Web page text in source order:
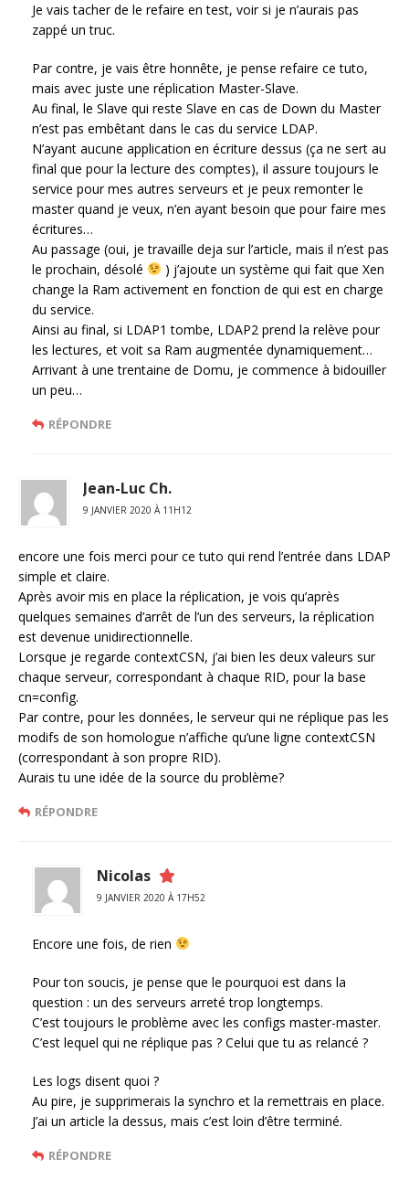
Je vais tacher de le refaire en test, voir si je n’aurais pas
zappé un truc.
Par contre, je vais être honnête, je pense refaire ce tuto,
mais avec juste une réplication Master-Slave.
Au final, le Slave qui reste Slave en cas de Down du Master
n’est pas embêtant dans le cas du service LDAP.
N’ayant aucune application en écriture dessus (ça ne sert au
final que pour la lecture des comptes), il assure toujours le
service pour mes autres serveurs et je peux remonter le
master quand je veux, n’en ayant besoin que pour faire mes
écritures…
Au passage (oui, je travaille deja sur l’article, mais il n’est pas
le prochain, désolé
) j’ajoute un système qui fait que Xen
change la Ram activement en fonction de qui est en charge
du service.
Ainsi au final, si LDAP1 tombe, LDAP2 prend la relève pour
les lectures, et voit sa Ram augmentée dynamiquement…
Arrivant à une trentaine de Domu, je commence à bidouiller
un peu…
RÉPONDRE
Jean-Luc Ch.
9 JANVIER 2020 À 11H12
encore une fois merci pour ce tuto qui rend l’entrée dans LDAP
simple et claire.
Après avoir mis en place la réplication, je vois qu’après
quelques semaines d’arrêt de l’un des serveurs, la réplication
est devenue unidirectionnelle.
Lorsque je regarde contextCSN, j’ai bien les deux valeurs sur
chaque serveur, correspondant à chaque RID, pour la base
cn=config.
Par contre, pour les données, le serveur qui ne réplique pas les
modifs de son homologue n’affiche qu’une ligne contextCSN
(correspondant à son propre RID).
Aurais tu une idée de la source du problème?
RÉPONDRE
Nicolas
9 JANVIER 2020 À 17H52
Encore une fois, de rien
Pour ton soucis, je pense que le pourquoi est dans la
question : un des serveurs arreté trop longtemps.
C’est toujours le problème avec les configs master-master.
C’est lequel qui ne réplique pas ? Celui que tu as relancé ?
Les logs disent quoi ?
Au pire, je supprimerais la synchro et la remettrais en place.
J’ai un article la dessus, mais c’est loin d’être terminé.
RÉPONDRE